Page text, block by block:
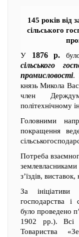
145 років від
сільського
У 1876 р.
сільського
промисловості.
князь Микола
член
політехнічному
Головними
покращення
Потреба
з’їздів,
За ініціативи
господарства і
було проведено
1902 рр.). Всі
Товариства